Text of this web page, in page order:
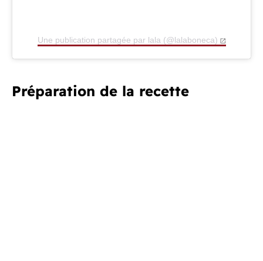
Une publication partagée par lala (@lalaboneca)
Préparation de la recette